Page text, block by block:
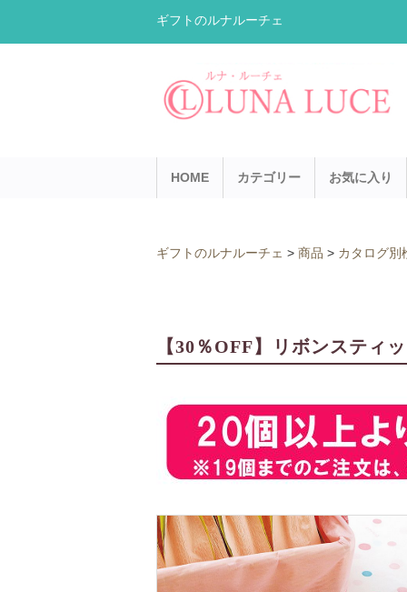
ギフトのルナルーチェ
HOME カテゴリー お気に入り
ギフトのルナルーチェ > 商品 > カタログ別
【30％OFF】リボンステ